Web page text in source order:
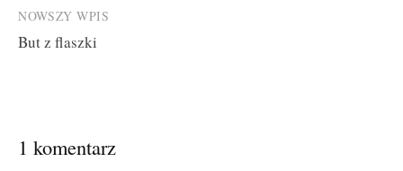
NOWSZY WPIS
But z flaszki
1 komentarz